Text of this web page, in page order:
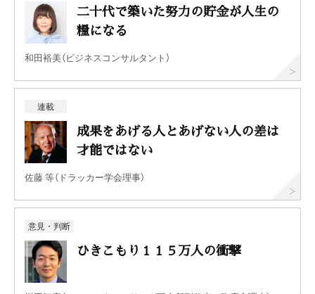
二十代で築いた努力の貯金が人生の
糧になる
和田裕美（ビジネスコンサルタント）
連載
成果をあげる人とあげない人の差は
才能ではない
佐藤 等（ドラッカー学会理事）
意見・判断
ひきこもり１１５万人の衝撃